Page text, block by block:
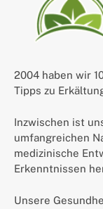
2004 haben wir
Tipps zu
Inzwischen ist
umfangreichen
medizinische
Erkenntnissen
Unsere